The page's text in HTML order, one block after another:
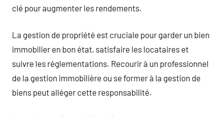
clé pour augmenter les rendements.
La gestion de propriété est cruciale pour garder un bien
immobilier en bon état, satisfaire les locataires et
suivre les réglementations. Recourir à un professionnel
de la gestion immobilière ou se former à la gestion de
biens peut alléger cette responsabilité.